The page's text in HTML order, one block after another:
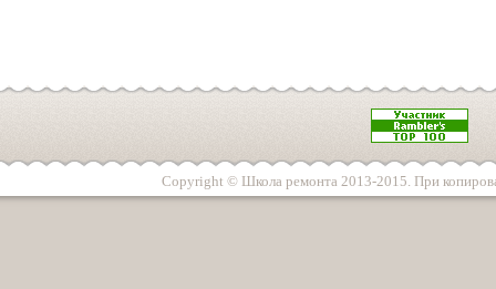
Copyright © Школа ремонта 2013-2015. При